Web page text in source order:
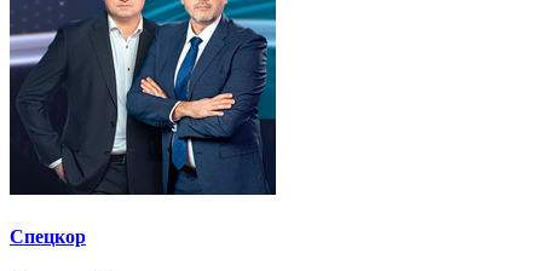
Спецкор